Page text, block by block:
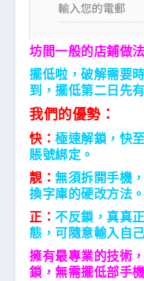
坊間一般的店鋪做法
擺低啦，破解需要
到，擺低第二日先
我們的優勢：
快：極速解鎖，快
賬號綁定。
靚：無須拆開手機
換字庫的硬改方法。
正：不反鎖，真真
態，可隨意輸入自
擁有最專業的技術
鎖，無需擺低部手